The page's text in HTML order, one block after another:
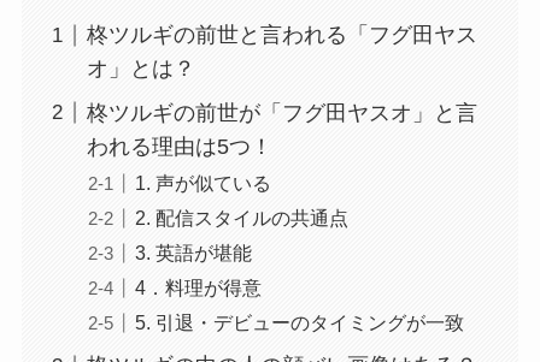
柊ツルギの前世と言われる「フグ田ヤス
オ」とは？
柊ツルギの前世が「フグ田ヤスオ」と言
われる理由は5つ！
1. 声が似ている
2. 配信スタイルの共通点
3. 英語が堪能
4．料理が得意
5. 引退・デビューのタイミングが一致